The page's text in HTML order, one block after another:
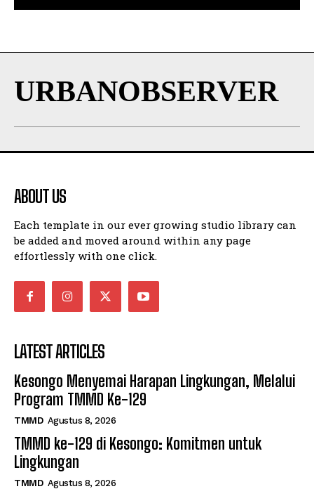
URBANOBSERVER
ABOUT US
Each template in our ever growing studio library can
be added and moved around within any page
effortlessly with one click.
LATEST ARTICLES
Kesongo Menyemai Harapan Lingkungan, Melalui
Program TMMD Ke-129
TMMD Agustus 8, 2026
TMMD ke-129 di Kesongo: Komitmen untuk
Lingkungan
TMMD Agustus 8, 2026